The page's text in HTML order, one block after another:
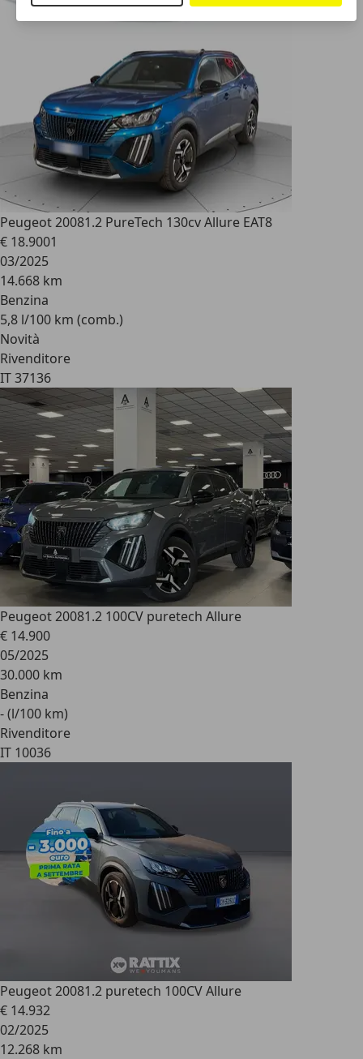
Peugeot 20081.2 PureTech 130cv Allure EAT8
€ 18.9001
03/2025
14.668 km
Benzina
5,8 l/100 km (comb.)
Novità
Rivenditore
IT 37136
Peugeot 20081.2 100CV puretech Allure
€ 14.900
05/2025
30.000 km
Benzina
- (l/100 km)
Rivenditore
IT 10036
Peugeot 20081.2 puretech 100CV Allure
€ 14.932
02/2025
12.268 km